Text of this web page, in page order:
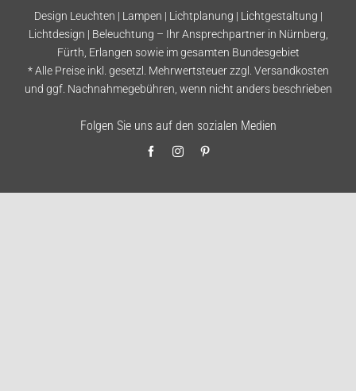
Design Leuchten | Lampen | Lichtplanung | Lichtgestaltung |
Lichtdesign | Beleuchtung – Ihr Ansprechpartner in Nürnberg,
Fürth, Erlangen sowie im gesamten Bundesgebiet
* Alle Preise inkl. gesetzl. Mehrwertsteuer zzgl. Versandkosten
und ggf. Nachnahmegebühren, wenn nicht anders beschrieben
Folgen Sie uns auf den sozialen Medien